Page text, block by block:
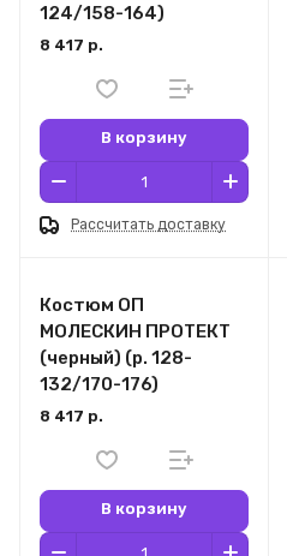
124/158-164)
8 417 р.
В корзину
Рассчитать доставку
Костюм ОП
МОЛЕСКИН ПРОТЕКТ
(черный) (р. 128-
132/170-176)
8 417 р.
В корзину